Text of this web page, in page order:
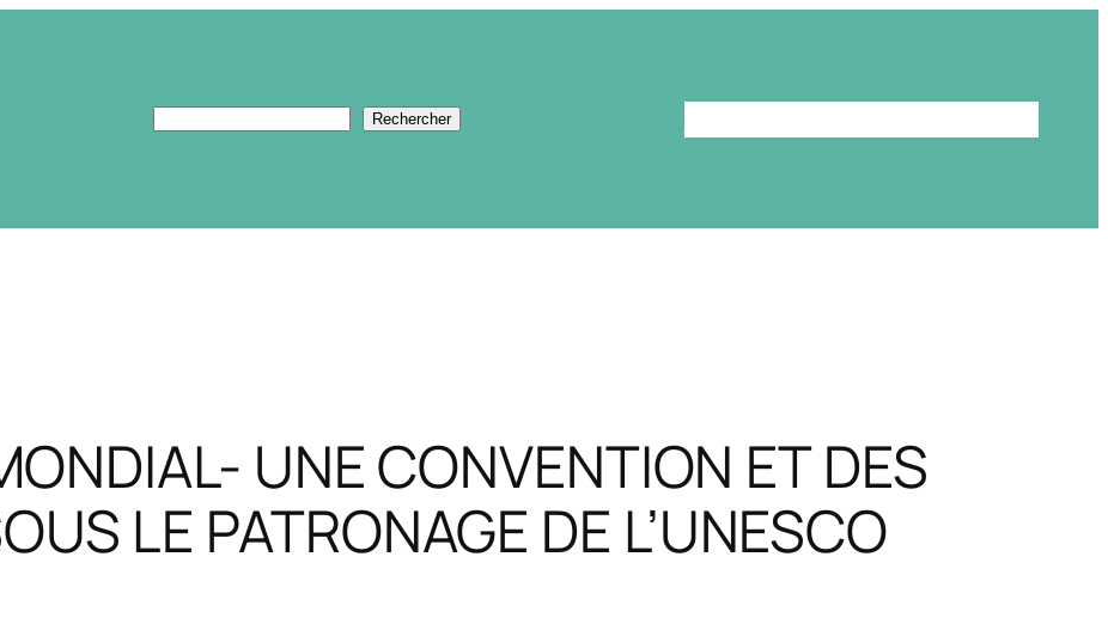
Rechercher Rechercher
UNE CONVENTION ET DES
LE PATRONAGE DE L’UNESCO